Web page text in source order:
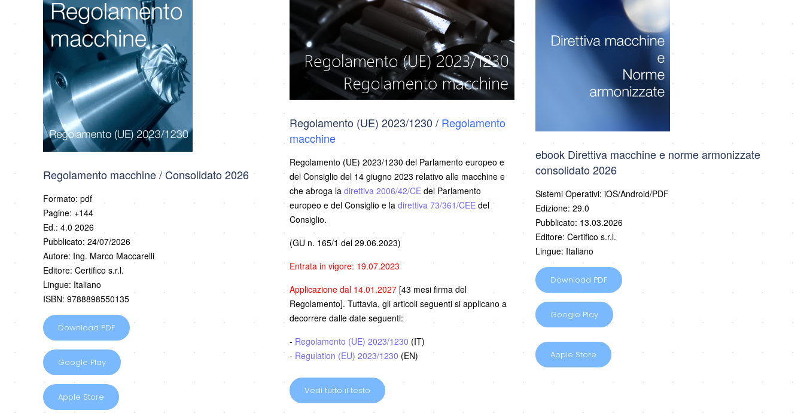
Regolamento macchine / Consolidato 2026
Formato: pdf
Pagine: +144
Ed.: 4.0 2026
Pubblicato: 24/07/2026
Autore: Ing. Marco Maccarelli
Editore: Certifico s.r.l.
Lingue: Italiano
ISBN: 9788898550135
Download PDF
Google Play
Apple Store
Regolamento (UE) 2023/1230 / Regolamento
macchine
Regolamento (UE) 2023/1230 del Parlamento europeo e
del Consiglio del 14 giugno 2023 relativo alle macchine e
che abroga la direttiva 2006/42/CEdel Parlamento
europeo e del Consiglio e la direttiva 73/361/CEEdel
Consiglio.
(GU n. 165/1 del 29.06.2023)
Entrata in vigore: 19.07.2023
Applicazione dal 14.01.2027 [43 mesi firma del
Regolamento]. Tuttavia, gli articoli seguenti si applicano a
decorrere dalle date seguenti:
- Regolamento (UE) 2023/1230 (IT)
- Regulation (EU) 2023/1230 (EN)
Vedi tutto il testo
ebook Direttiva macchine e norme armonizzate
consolidato 2026
Sistemi Operativi: iOS/Android/PDF
Edizione: 29.0
Pubblicato: 13.03.2026
Editore: Certifico s.r.l.
Lingue: Italiano
Download PDF
Google Play
Apple Store